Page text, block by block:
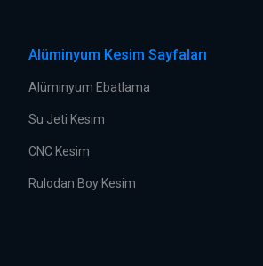
Alüminyum Kesim Sayfaları
Alüminyum Ebatlama
Su Jeti Kesim
CNC Kesim
Rulodan Boy Kesim